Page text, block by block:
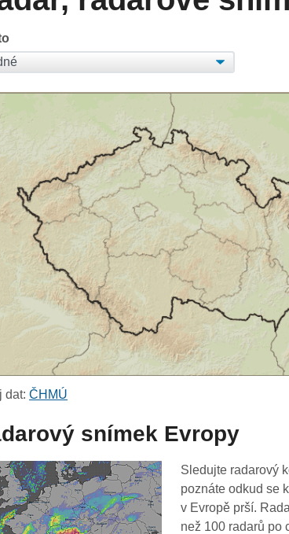
dat:ČHMÚ
snímek Evropy
Sledujte radarový
poznáte odkud se
v Evropě prší.
než 100 radarů po